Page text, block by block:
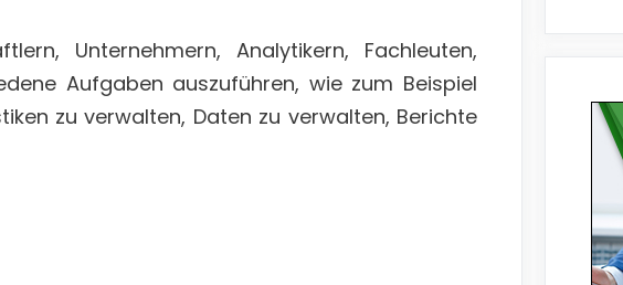
Unternehmern, Analytikern, Fachleuten,
Aufgaben auszuführen, wie zum Beispiel
zu verwalten, Daten zu verwalten, Berichte